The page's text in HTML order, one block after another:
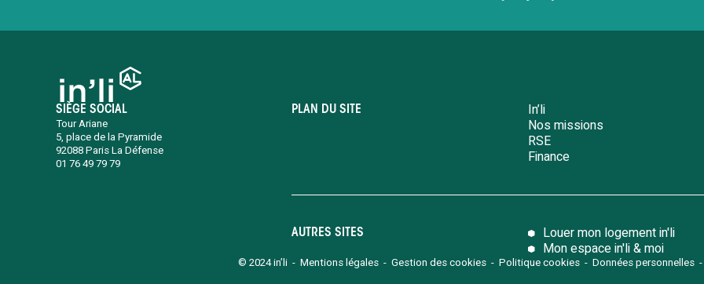
SIÈGE SOCIAL
Tour Ariane
5, place de la Pyramide
92088 Paris La Défense
01 76 49 79 79
PLAN DU SITE
In’li
Nos missions
RSE
Finance
AUTRES SITES
Louer mon logement in'li
Mon espace in'li & moi
© 2024 in’li - Mentions légales - Gestion des cookies - Politique cookies - Données personnelles -